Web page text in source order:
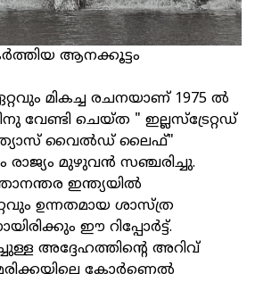
ആനക്കൂട്ടം
മികച്ച രചനയാണ് 1975 ൽ
വേണ്ടി ചെയ്ത " ഇല്ലസ്ട്രേറ്റഡ്
വൈൽഡ് ലൈഫ്"
രാജ്യം മുഴുവൻ സഞ്ചരിച്ചു.
ഇന്ത്യയിൽ
ഉന്നതമായ ശാസ്ത്ര
ഈ റിപ്പോർട്ട്.
അദ്ദേഹത്തിന്‍റെ അറിവ്
കോർണെൽ